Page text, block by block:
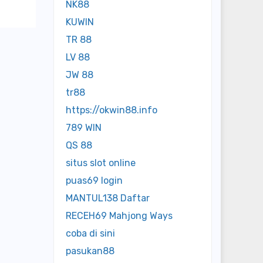
NK88
KUWIN
TR 88
LV 88
JW 88
tr88
https://okwin88.info
789 WIN
QS 88
situs slot online
puas69 login
MANTUL138 Daftar
RECEH69 Mahjong Ways
coba di sini
pasukan88